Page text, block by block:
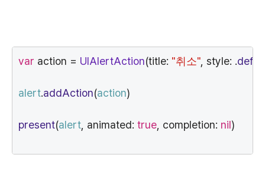
var action = UIAlertAction(title: "취소", style: .
alert.addAction(action)
present(alert, animated: true, completion: nil)